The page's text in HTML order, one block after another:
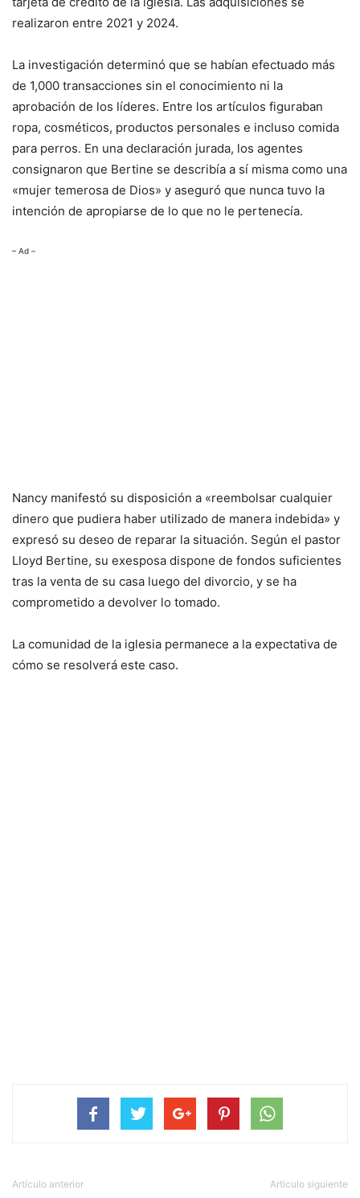
realizaron entre 2021 y 2024.
La investigación determinó que se habían efectuado más
de 1,000 transacciones sin el conocimiento ni la
aprobación de los líderes. Entre los artículos figuraban
ropa, cosméticos, productos personales e incluso comida
para perros. En una declaración jurada, los agentes
consignaron que Bertine se describía a sí misma como una
«mujer temerosa de Dios» y aseguró que nunca tuvo la
intención de apropiarse de lo que no le pertenecía.
– Ad –
Nancy manifestó su disposición a «reembolsar cualquier
dinero que pudiera haber utilizado de manera indebida» y
expresó su deseo de reparar la situación. Según el pastor
Lloyd Bertine, su exesposa dispone de fondos suficientes
tras la venta de su casa luego del divorcio, y se ha
comprometido a devolver lo tomado.
La comunidad de la iglesia permanece a la expectativa de
cómo se resolverá este caso.
Artículo anterior Artículo siguiente